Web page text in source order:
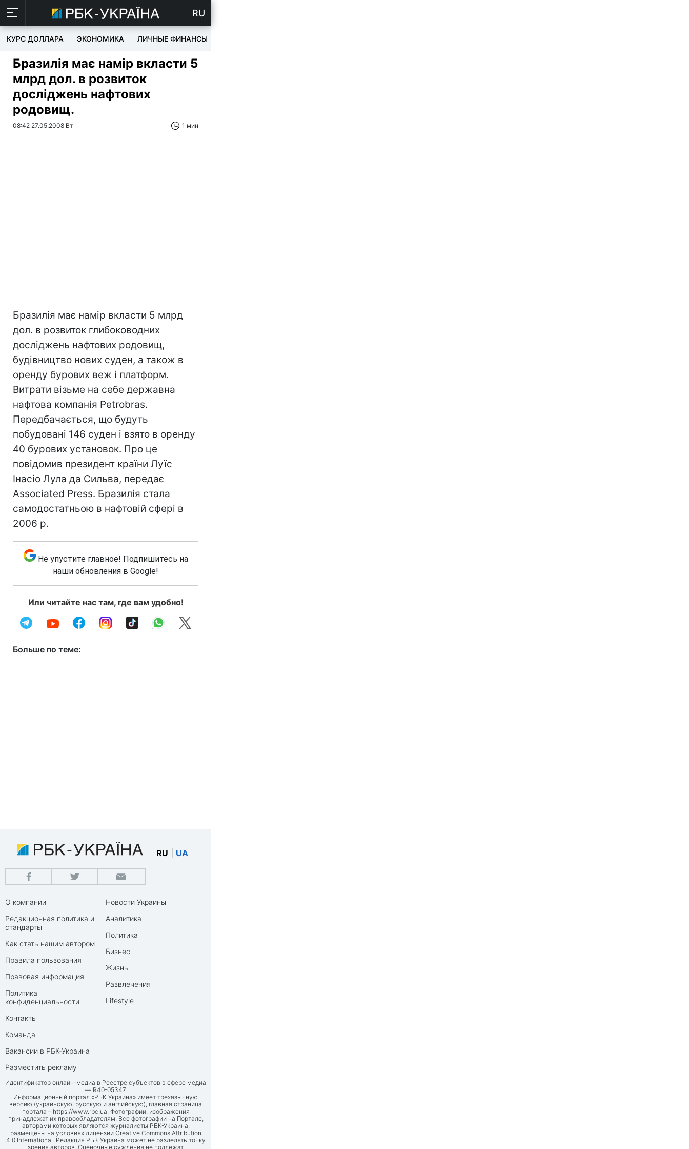
RU
КУРС ДОЛЛАРА ЭКОНОМИКА ЛИЧНЫЕ ФИНАНСЫ
Бразилія має намір вкласти 5
млрд дол. в розвиток
досліджень нафтових
родовищ.
08:42 27.05.2008 Вт 1 мин
Бразилія має намір вкласти 5 млрд
дол. в розвиток глибоководних
досліджень нафтових родовищ,
будівництво нових суден, а також в
оренду бурових веж і платформ.
Витрати візьме на себе державна
нафтова компанія Petrobras.
Передбачається, що будуть
побудовані 146 суден і взято в оренду
40 бурових установок. Про це
повідомив президент країни Луїс
Інасіо Лула да Сильва, передає
Associated Press. Бразилія стала
самодостатньою в нафтовій сфері в
2006 р.
Не упустите главное! Подпишитесь на
наши обновления в Google!
Или читайте нас там, где вам удобно!
Больше по теме:
RU UA
О компании
Редакционная политика и
стандарты
Как стать нашим автором
Правила пользования
Правовая информация
Политика
конфиденциальности
Контакты
Команда
Вакансии в РБК-Украина
Разместить рекламу
Новости Украины
Аналитика
Политика
Бизнес
Жизнь
Развлечения
Lifestyle
Идентификатор онлайн-медиа в Реестре субъектов в сфере медиа
— R40-05347
Информационный портал «РБК-Украина» имеет трехязычную
версию (украинскую, русскую и английскую), главная страница
портала – https://www.rbc.ua. Фотографии, изображения
принадлежат их правообладателям. Все фотографии на Портале,
авторами которых являются журналисты РБК-Украина,
размещены на условиях лицензии Creative Commons Attribution
4.0 International. Редакция РБК-Украина может не разделять точку
зрения авторов. Оценочные суждения не подлежат